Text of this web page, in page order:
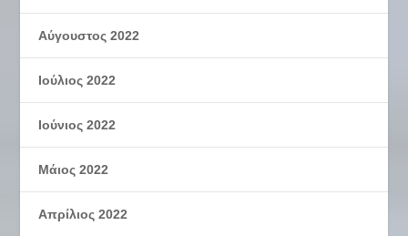
Αύγουστος 2022
Ιούλιος 2022
Ιούνιος 2022
Μάιος 2022
Απρίλιος 2022